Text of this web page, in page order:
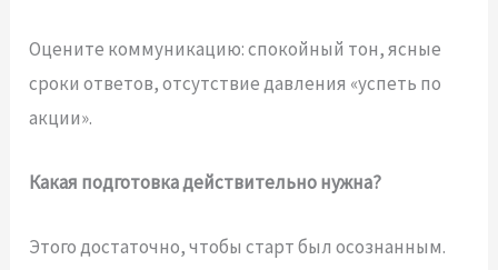
Оцените коммуникацию: спокойный тон, ясные
сроки ответов, отсутствие давления «успеть по
акции».
Какая подготовка действительно нужна?
Этого достаточно, чтобы старт был осознанным.